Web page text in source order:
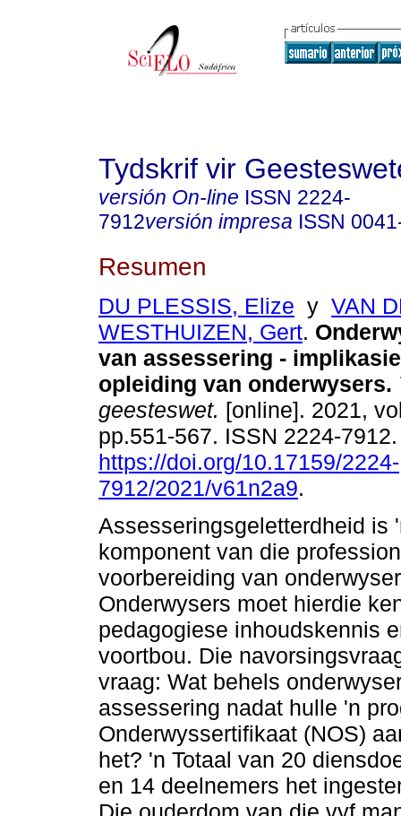
Tydskrif vir
versión On-line ISSN 2224-
7912versión impresa ISSN
Resumen
DU PLESSIS, Elize y VAN
WESTHUIZEN, Gert.
van assessering -
opleiding van onderwysers.
geesteswet. [online]. 2021,
pp.551-567. ISSN 2224-
https://doi.org/10.17159/2224-
7912/2021/v61n2a9.
Assesseringsgeletterdheid is
komponent van die
voorbereiding van
Onderwysers moet hierdie
pedagogiese inhoudskennis
voortbou. Die
vraag: Wat behels
assessering nadat hulle 'n
Onderwyssertifikaat (NOS)
het? 'n Totaal van 20
en 14 deelnemers het